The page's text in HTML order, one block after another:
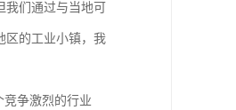
们通过与当地可
区的工业小镇，我
竞争激烈的行业